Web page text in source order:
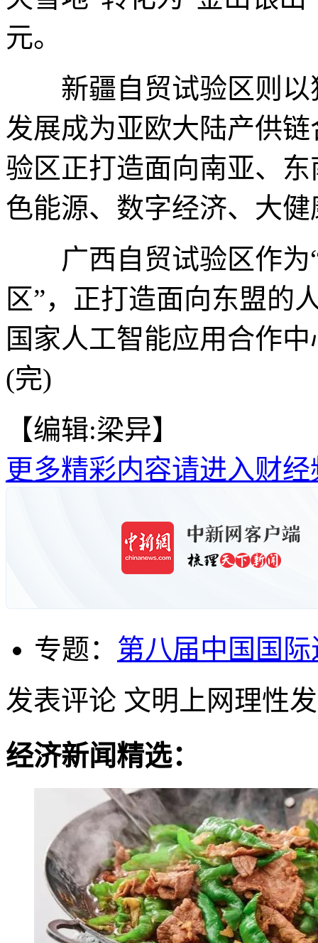
元。
新疆自贸试验区则以
发展成为亚欧大陆产供
验区正打造面向南亚、
色能源、数字经济、大
广西自贸试验区作为“
区”，正打造面向东盟的
国家人工智能应用合作
(完)
【编辑:梁异】
更多精彩内容请进入财经
专题： 第八届中国国
发表评论 文明上网理性
经济新闻精选：